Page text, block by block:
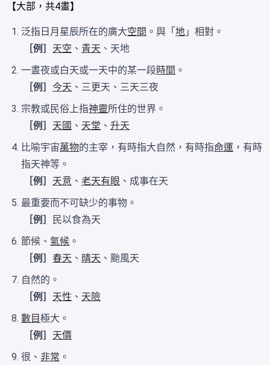
【大部，共4畫】
泛指日月星辰所在的廣大空間 。與「地 」相對。
［例］ 天空 、 青天 、天地
一晝夜或白天或一天中的某一段時間 。
［例］今天 、三更天、三天三夜
宗教或民俗上指神靈所住的世界。
［例］ 天國 、 天堂 、升天
比喻宇宙萬物的主宰，有時指大自然，有時指命運 ，有時
指天神等。
［例］ 天意 、老天有眼 、成事在天
最重要而不可缺少的事物。
［例］
民以食為天
節候、氣候 。
［例］春天 、 晴天 、颱風天
自然的。
［例］ 天性 、 天險
數目極大。
［例］ 天價
很、 非常 。